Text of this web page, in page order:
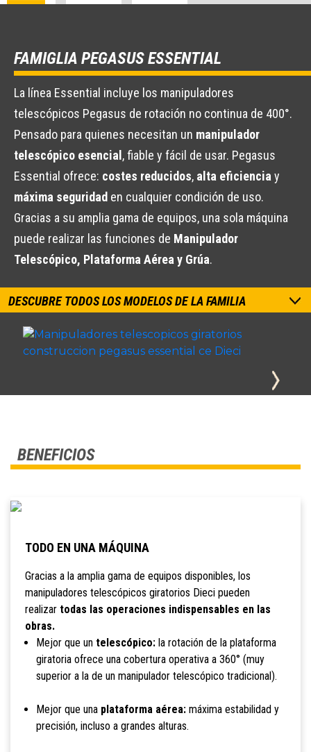
FAMIGLIA PEGASUS ESSENTIAL
La línea Essential incluye los manipuladores
telescópicos Pegasus de rotación no continua de 400°.
Pensado para quienes necesitan un manipulador
telescópico esencial , fiable y fácil de usar. Pegasus
Essential ofrece: costes reducidos, alta eficienciay
máxima seguridad en cualquier condición de uso.
Gracias a su amplia gama de equipos, una sola máquina
puede realizar las funciones de Manipulador
Telescópico, Plataforma Aérea y Grúa.
DESCUBRE TODOS LOS MODELOS DE LA FAMILIA
BENEFICIOS
TODO EN UNA MÁQUINA
Gracias a la amplia gama de equipos disponibles, los
manipuladores telescópicos giratorios Dieci pueden
realizar todas las operaciones indispensables en las
obras.
Mejor que un telescópico:la rotación de la plataforma
giratoria ofrece una cobertura operativa a 360° (muy
superior a la de un manipulador telescópico tradicional).
Mejor que una plataforma aérea:máxima estabilidad y
precisión, incluso a grandes alturas.